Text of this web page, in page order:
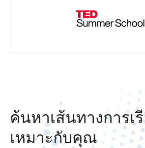
ค้นหาเส้นทางการเ
เหมาะกับคุณ